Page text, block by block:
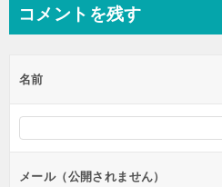
ビ
ー
シ
ン
コメントを残す
名前
メール（公開されません）